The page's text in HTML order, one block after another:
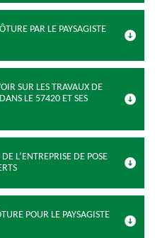
PAR LE PAYSAGISTE
SUR LES TRAVAUX DE
LE 57420 ET SES
L’ENTREPRISE DE POSE
POUR LE PAYSAGISTE